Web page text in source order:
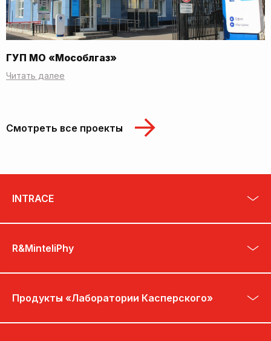
ГУП МО «Мособлгаз»
Читать далее
Смотреть все проекты
INTRACE
R&MinteliPhy
Продукты «Лаборатории Касперского»